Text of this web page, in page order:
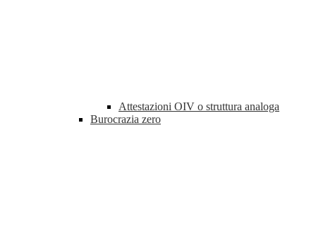
Attestazioni OIV o struttura analoga
Burocrazia zero